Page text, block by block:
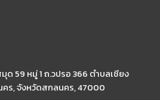
ด 59 หมู่ 1 ถ.วปรอ 366 ตำบลเชียง
คร, จังหวัดสกลนคร, 47000